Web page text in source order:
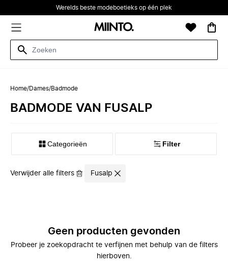
Werelds beste modeboetieks op één plek
Home/Dames/Badmode
BADMODE VAN FUSALP
Categorieën Filter
Verwijder alle filters Fusalp
Geen producten gevonden
Probeer je zoekopdracht te verfijnen met behulp van de filters
hierboven.